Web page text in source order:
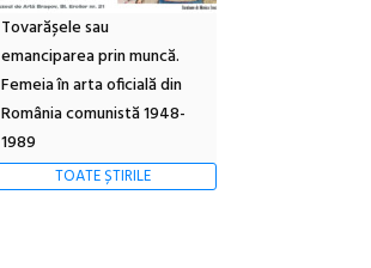
Tovarășele sau
emanciparea prin muncă.
Femeia în arta oficială din
România comunistă 1948-
1989
TOATE ȘTIRILE